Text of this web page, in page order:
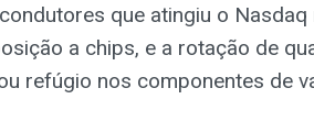
que atingiu o
a chips, e a rotação de
refúgio nos componentes de